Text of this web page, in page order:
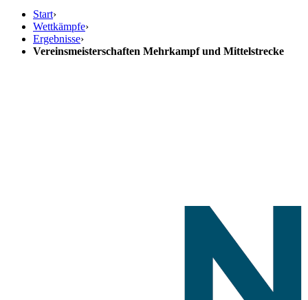
Start›
Wettkämpfe›
Ergebnisse›
Vereinsmeisterschaften Mehrkampf und Mittelstrecke